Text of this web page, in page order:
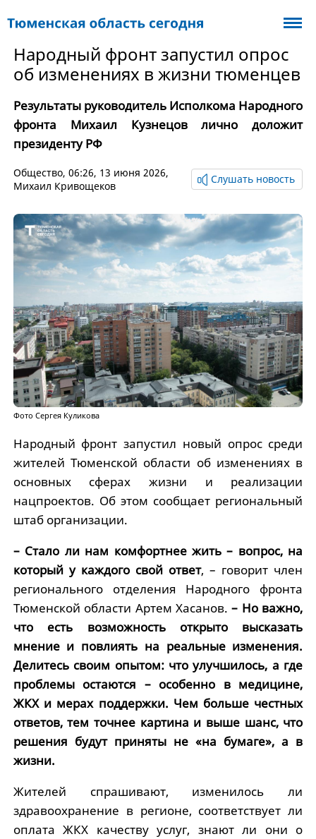
Народный фронт запустил опрос
об изменениях в жизни тюменцев
Результаты руководитель Исполкома Народного
фронта Михаил Кузнецов лично доложит
президенту РФ
Общество, 06:26, 13 июня 2026,
Михаил Кривощеков
Слушать новость
Фото Сергея Куликова
Народный фронт запустил новый опрос среди
жителей Тюменской области об изменениях в
основных сферах жизни и реализации
нацпроектов. Об этом сообщает региональный
штаб организации.
– Стало ли нам комфортнее жить – вопрос, на
который у каждого свой ответ, – говорит член
регионального отделения Народного фронта
Тюменской области Артем Хасанов.– Но важно,
что есть возможность открыто высказать
мнение и повлиять на реальные изменения.
Делитесь своим опытом: что улучшилось, а где
проблемы остаются – особенно в медицине,
ЖКХ и мерах поддержки. Чем больше честных
ответов, тем точнее картина и выше шанс, что
решения будут приняты не «на бумаге», а в
жизни.
Жителей спрашивают, изменилось ли
здравоохранение в регионе, соответствует ли
оплата ЖКХ качеству услуг, знают ли они о